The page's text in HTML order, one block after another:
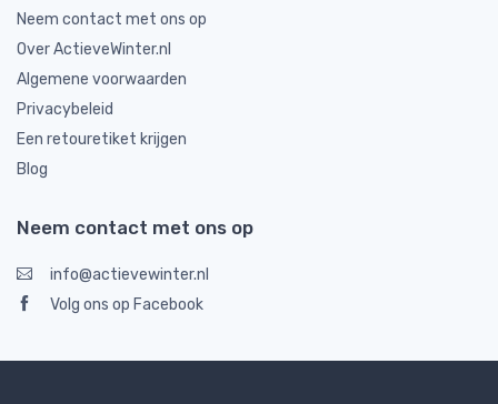
Neem contact met ons op
Over ActieveWinter.nl
Algemene voorwaarden
Privacybeleid
Een retouretiket krijgen
Blog
Neem contact met ons op
info@actievewinter.nl
Volg ons op Facebook